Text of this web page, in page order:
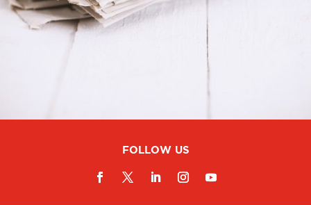
FOLLOW US